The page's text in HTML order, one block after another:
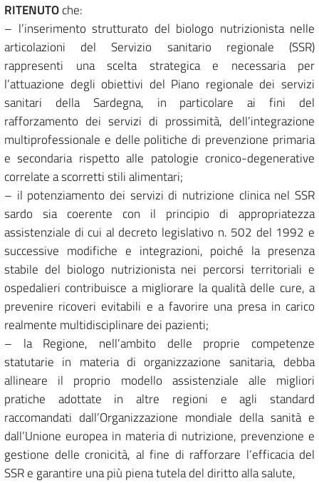
RITENUTOche:
– l’inserimento strutturato del biologo nutrizionista nelle
articolazioni del Servizio sanitario regionale (SSR)
rappresenti una scelta strategica e necessaria per
l’attuazione degli obiettivi del Piano regionale dei servizi
sanitari della Sardegna, in particolare ai fini del
rafforzamento dei servizi di prossimità, dell’integrazione
multiprofessionale e delle politiche di prevenzione primaria
e secondaria rispetto alle patologie cronico-degenerative
correlate a scorretti stili alimentari;
– il potenziamento dei servizi di nutrizione clinica nel SSR
sardo sia coerente con il principio di appropriatezza
assistenziale di cui al decreto legislativo n. 502 del 1992 e
successive modifiche e integrazioni, poiché la presenza
stabile del biologo nutrizionista nei percorsi territoriali e
ospedalieri contribuisce a migliorare la qualità delle cure, a
prevenire ricoveri evitabili e a favorire una presa in carico
realmente multidisciplinare dei pazienti;
– la Regione, nell’ambito delle proprie competenze
statutarie in materia di organizzazione sanitaria, debba
allineare il proprio modello assistenziale alle migliori
pratiche adottate in altre regioni e agli standard
raccomandati dall’Organizzazione mondiale della sanità e
dall’Unione europea in materia di nutrizione, prevenzione e
gestione delle cronicità, al fine di rafforzare l’efficacia del
SSR e garantire una più piena tutela del diritto alla salute,